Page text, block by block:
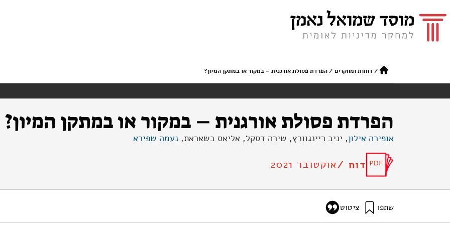
/דוחות ומחקרים /הפרדת פסולת אורגנית – במקור או במתקן המיון?
הפרדת פסולת אורגנית – במקור או במתקן המיון?
אופירה אילון, יניב ריינגוורץ, שירה דסקל, אליאס בשאראת, נעמה שפירא
דוח /אוקטובר 2021
שתפו ציטוט